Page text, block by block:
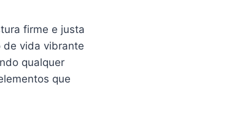
firme e justa
de vida vibrante
qualquer
que